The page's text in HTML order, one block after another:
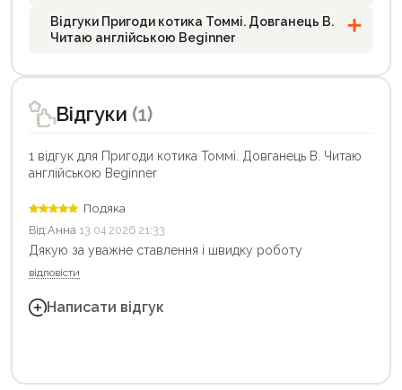
Відгуки Пригоди котика Томмі. Довганець В.
Читаю англійською Beginner
Відгуки (1)
1 відгук для Пригоди котика Томмі. Довганець В. Читаю
англійською Beginner
Подяка
Від:Анна 13.04.2026 21:33
Дякую за уважне ставлення і швидку роботу
відповісти
Написати відгук